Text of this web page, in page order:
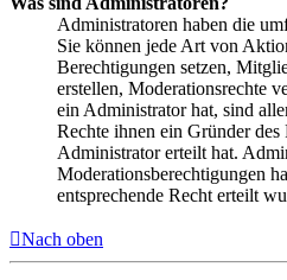
Administratoren haben die
Sie können jede Art von
Berechtigungen setzen,
erstellen, Moderationsrechte
ein Administrator hat, sind
Rechte ihnen ein Gründer des
Administrator erteilt hat.
Moderationsberechtigungen
entsprechende Recht erteilt
Nach oben